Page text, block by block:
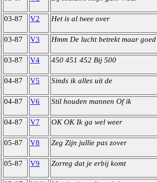
03-87 V2 Het is al twee over
03-87 V3 Hmm De lucht betrekt maar goed
03-87 V4 450 451 452 Bij 500
04-87 V5 Sinds ik alles uit de
04-87 V6 Stil houden mannen Of ik
04-87 V7 OK OK Ik ga wel weer
05-87 V8 Zeg Zijn jullie pas zover
05-87 V9 Zorreg dat je erbij komt